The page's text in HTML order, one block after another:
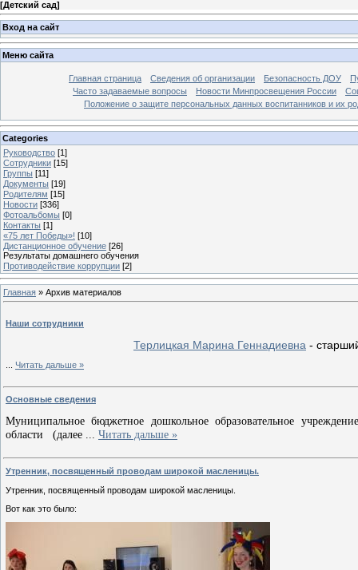
[Детский сад]
Вход на сайт
Меню сайта
Главная страница Сведения об организации Безопасность ДОУ
Часто задаваемые вопросы
Новости Минпросвещения России
Положение о защите персональных данных воспитанников и их
Categories
Руководство [1]
Сотрудники [15]
Группы [11]
Документы [19]
Родителям [15]
Новости [336]
Фотоальбомы [0]
Контакты [1]
«75 лет Победы»! [10]
Дистанционное обучение [26]
Результаты домашнего обучения
Противодействие коррупции [2]
Главная » Архив материалов
Наши сотрудники
Терлицкая Марина Геннадиевна -
Читать дальше »
Основные сведения
Муниципальное бюджетное дошкольное образовательное
области (далее
Читать дальше »
Утренник, посвященный проводам широкой масленицы.
Утренник, посвященный проводам широкой масленицы.
Вот как это было: